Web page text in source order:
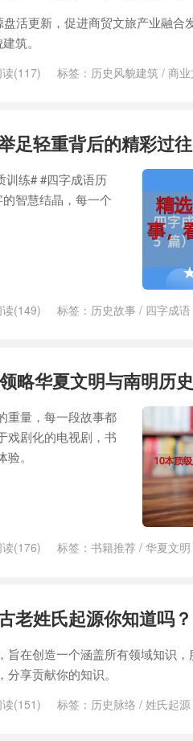
活更新，促进商贸文旅产业融合
筑。
读(117) 标签： 历史风貌建筑 / 商
足轻重背后的精彩过往
训练# #四字成语历
智慧结晶，每一个
读(149) 标签： 历史故事 / 四字成语
略华夏文明与南明历
重量，每一段故事都
戏剧化的电视剧，书
。
读(176) 标签： 书籍推荐 / 华夏文明
老姓氏起源你知道吗？
在创造一个涵盖所有领域知识
享贡献你的知识。
读(151) 标签： 历史脉络 / 姓氏起源